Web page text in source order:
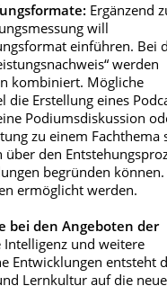
Ergänzend
will
einführen. Bei
werden
kombiniert. Mögliche
die Erstellung eines
Podiumsdiskussion
zu einem Fachthema
den
begründen
ermöglicht werden.
bei den Angeboten der
und weitere
Entwicklungen entsteht
Lernkultur auf die